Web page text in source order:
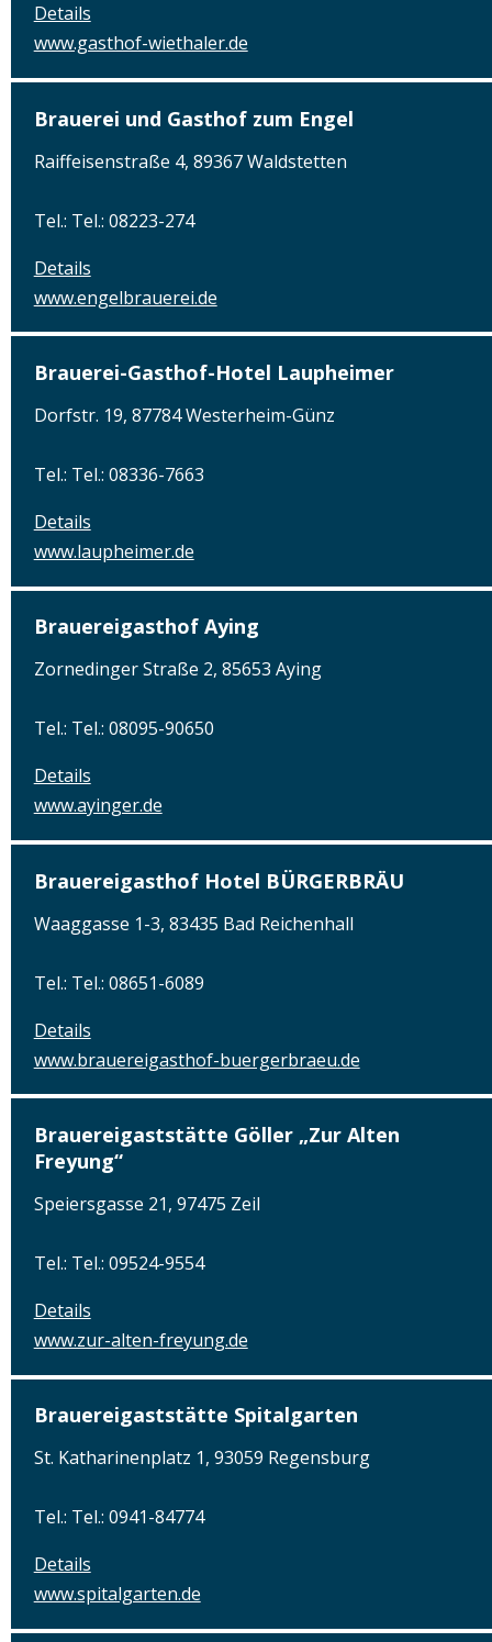
Details
www.gasthof-wiethaler.de
Brauerei und Gasthof zum Engel
Raiffeisenstraße 4, 89367 Waldstetten
Tel.: Tel.: 08223-274
Details
www.engelbrauerei.de
Brauerei-Gasthof-Hotel Laupheimer
Dorfstr. 19, 87784 Westerheim-Günz
Tel.: Tel.: 08336-7663
Details
www.laupheimer.de
Brauereigasthof Aying
Zornedinger Straße 2, 85653 Aying
Tel.: Tel.: 08095-90650
Details
www.ayinger.de
Brauereigasthof Hotel BÜRGERBRÄU
Waaggasse 1-3, 83435 Bad Reichenhall
Tel.: Tel.: 08651-6089
Details
www.brauereigasthof-buergerbraeu.de
Brauereigaststätte Göller „Zur Alten
Freyung“
Speiersgasse 21, 97475 Zeil
Tel.: Tel.: 09524-9554
Details
www.zur-alten-freyung.de
Brauereigaststätte Spitalgarten
St. Katharinenplatz 1, 93059 Regensburg
Tel.: Tel.: 0941-84774
Details
www.spitalgarten.de